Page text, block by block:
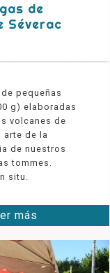
de
Séverac
pequeñas
g) elaboradas
volcanes de
arte de la
de nuestros
tommes.
situ.
más